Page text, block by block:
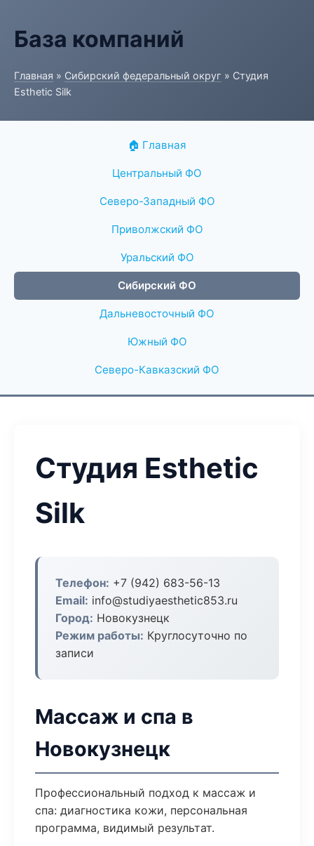
База компаний
Главная » Сибирский федеральный округ » Студия
Esthetic Silk
🏠 Главная
Центральный ФО
Северо-Западный ФО
Приволжский ФО
Уральский ФО
Сибирский ФО
Дальневосточный ФО
Южный ФО
Северо-Кавказский ФО
Студия Esthetic
Silk
Телефон: +7 (942) 683-56-13
Email: info@studiyaesthetic853.ru
Город: Новокузнецк
Режим работы: Круглосуточно по
записи
Массаж и спа в
Новокузнецк
Профессиональный подход к массаж и
спа: диагностика кожи, персональная
программа, видимый результат.